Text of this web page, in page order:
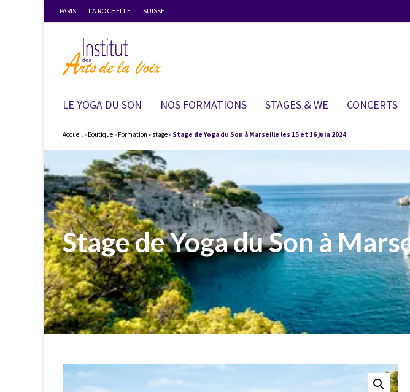
PARIS LA ROCHELLE SUISSE
LE YOGA DU SON NOS FORMATIONS STAGES & WE CONCERTS
Accueil» Boutique» Formation » stage» Stage de Yoga du Son à Marseille les 15 et 16 juin 2024
Stage de Yoga du Son à